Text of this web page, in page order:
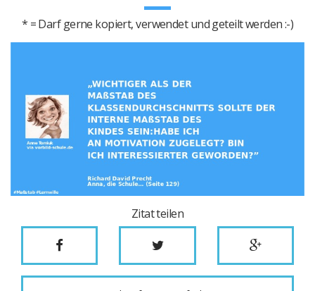
* = Darf gerne kopiert, verwendet und geteilt werden :-)
Zitat teilen